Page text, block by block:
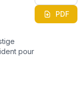
pour
PDF